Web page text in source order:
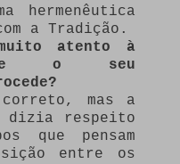
hermenêutica
a Tradição.
atento à
o seu
correto, mas a
dizia respeito
que pensam
entre os